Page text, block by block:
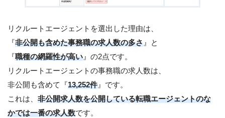
リクルートエージェントを選出した理由は、
『非公開も含めた事務職の求人数の多さ 』と
『職種の網羅性が高い 』の2点です。
リクルートエージェントの事務職の求人数は、
非公開も含めて『13,252件』です。
これは、 非公開求人数を公開している転職エージェントのな
かでは一番の求人数です。